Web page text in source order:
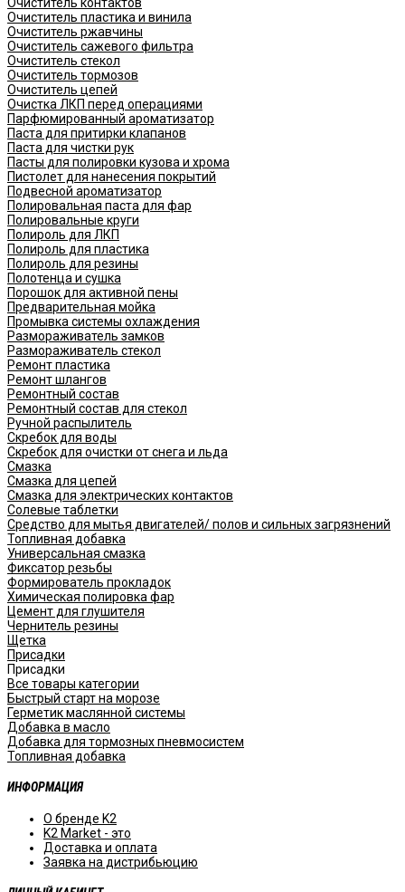
Очиститель пластика и винила
Очиститель ржавчины
Очиститель сажевого фильтра
Очиститель стекол
Очиститель тормозов
Очиститель цепей
Очистка ЛКП перед операциями
Парфюмированный ароматизатор
Паста для притирки клапанов
Паста для чистки рук
Пасты для полировки кузова и хрома
Пистолет для нанесения покрытий
Подвесной ароматизатор
Полировальная паста для фар
Полировальные круги
Полироль для ЛКП
Полироль для пластика
Полироль для резины
Полотенца и сушка
Порошок для активной пены
Предварительная мойка
Промывка системы охлаждения
Размораживатель замков
Размораживатель стекол
Ремонт пластика
Ремонт шлангов
Ремонтный состав
Ремонтный состав для стекол
Ручной распылитель
Скребок для воды
Скребок для очистки от снега и льда
Смазка
Смазка для цепей
Смазка для электрических контактов
Солевые таблетки
Средство для мытья двигателей/ полов и сильных загрязнений
Топливная добавка
Универсальная смазка
Фиксатор резьбы
Формирователь прокладок
Химическая полировка фар
Цемент для глушителя
Чернитель резины
Щетка
Присадки
Присадки
Все товары категории
Быстрый старт на морозе
Герметик маслянной системы
Добавка в масло
Добавка для тормозных пневмосистем
Топливная добавка
ИНФОРМАЦИЯ
О бренде K2
K2 Market - это
Доставка и оплата
Заявка на дистрибьюцию